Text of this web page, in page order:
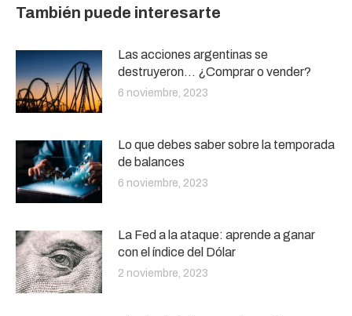
También puede interesarte
Las acciones argentinas se
destruyeron… ¿Comprar o vender?
6 noviembre, 2023
Lo que debes saber sobre la temporada
de balances
6 noviembre, 2023
La Fed a la ataque: aprende a ganar
con el índice del Dólar
2 noviembre, 2023